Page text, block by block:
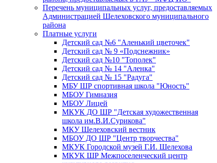
Перечень муниципальных услуг, предоставляемых
Администрацией Шелеховского муниципального
района
Платные услуги
Детский сад №6 "Аленький цветочек"
Детский сад № 9 «Подснежник»
Детский сад №10 "Тополек"
Детский сад № 14 "Аленка"
Детский сад № 15 "Радуга"
МБУ ШР спортивная школа "Юность"
МБОУ Гимназия
МБОУ Лицей
МКУК ДО ШР "Детская художественная
школа им.В.И.Сурикова"
МКУ Шелеховский вестник
МБОУ ДО ШР "Центр творчества"
МКУК Городской музей Г.И. Шелехова
МКУК ШР Межпоселенческий центр